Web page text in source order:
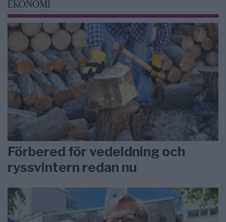
EKONOMI
Förbered för vedeldning och
ryssvintern redan nu